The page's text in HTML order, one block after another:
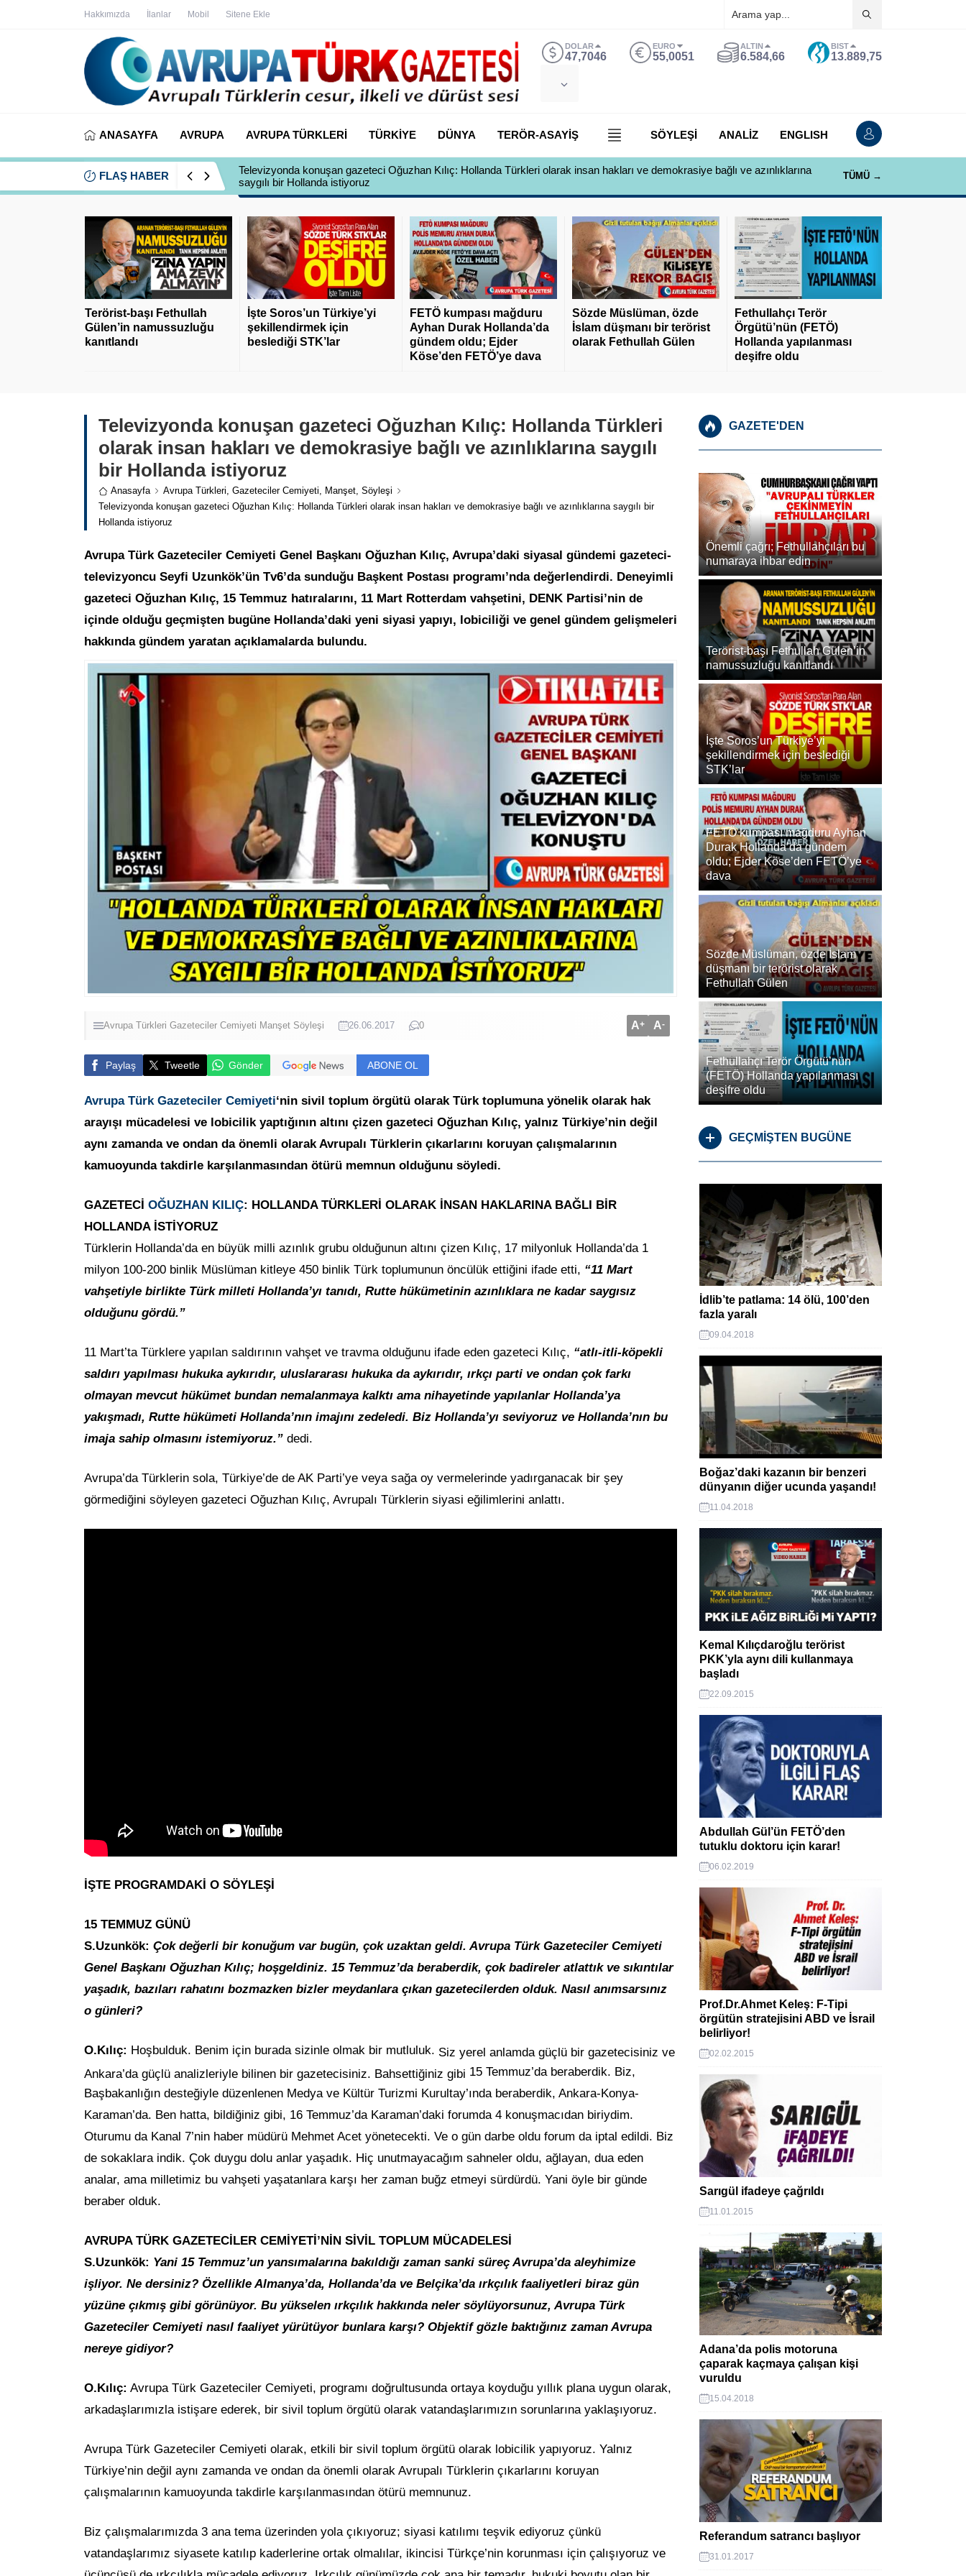
Hakkımızda İlanlar Mobil Sitene Ekle
DOLAR
47,7046
EURO
55,0051
ALTIN
6.584,66
BIST
13.889,75
ANASAYFA AVRUPA AVRUPA TÜRKLERİ TÜRKİYE DÜNYA TERÖR-ASAYİŞ SÖYLEŞİ ANALİZ ENGLISH
FLAŞ HABER
Televizyonda konuşan gazeteci Oğuzhan Kılıç: Hollanda Türkleri olarak insan hakları ve demokrasiye bağlı ve azınlıklarına
saygılı bir Hollanda istiyoruz
TÜMÜ →
Terörist-başı Fethullah
Gülen’in namussuzluğu
kanıtlandı
İşte Soros’un Türkiye’yi
şekillendirmek için
beslediği STK’lar
FETÖ kumpası mağduru
Ayhan Durak Hollanda’da
gündem oldu; Ejder
Köse’den FETÖ’ye dava
Sözde Müslüman, özde
İslam düşmanı bir terörist
olarak Fethullah Gülen
Fethullahçı Terör
Örgütü’nün (FETÖ)
Hollanda yapılanması
deşifre oldu
Televizyonda konuşan gazeteci Oğuzhan Kılıç: Hollanda Türkleri
olarak insan hakları ve demokrasiye bağlı ve azınlıklarına saygılı
bir Hollanda istiyoruz
Anasayfa Avrupa Türkleri, Gazeteciler Cemiyeti, Manşet, Söyleşi
Televizyonda konuşan gazeteci Oğuzhan Kılıç: Hollanda Türkleri olarak insan hakları ve demokrasiye bağlı ve azınlıklarına saygılı bir
Hollanda istiyoruz
Avrupa Türk Gazeteciler Cemiyeti Genel Başkanı Oğuzhan Kılıç, Avrupa’daki siyasal gündemi gazeteci-
televizyoncu Seyfi Uzunkök’ün Tv6’da sunduğu Başkent Postası programı’nda değerlendirdi. Deneyimli
gazeteci Oğuzhan Kılıç, 15 Temmuz hatıralarını, 11 Mart Rotterdam vahşetini, DENK Partisi’nin de
içinde olduğu geçmişten bugüne Hollanda’daki yeni siyasi yapıyı, lobiciliği ve genel gündem gelişmeleri
hakkında gündem yaratan açıklamalarda bulundu.
Avrupa Türkleri Gazeteciler Cemiyeti Manşet Söyleşi 26.06.2017 0 A+ A-
Paylaş Tweetle Gönder ABONE OL
Avrupa Türk Gazeteciler Cemiyeti‘nin sivil toplum örgütü olarak Türk toplumuna yönelik olarak hak
arayışı mücadelesi ve lobicilik yaptığının altını çizen gazeteci Oğuzhan Kılıç, yalnız Türkiye’nin değil
aynı zamanda ve ondan da önemli olarak Avrupalı Türklerin çıkarlarını koruyan çalışmalarının
kamuoyunda takdirle karşılanmasından ötürü memnun olduğunu söyledi.
GAZETECİ OĞUZHAN KILIÇ: HOLLANDA TÜRKLERİ OLARAK İNSAN HAKLARINA BAĞLI BİR
HOLLANDA İSTİYORUZ
Türklerin Hollanda’da en büyük milli azınlık grubu olduğunun altını çizen Kılıç, 17 milyonluk Hollanda’da 1
milyon 100-200 binlik Müslüman kitleye 450 binlik Türk toplumunun öncülük ettiğini ifade etti, “11 Mart
vahşetiyle birlikte Türk milleti Hollanda’yı tanıdı, Rutte hükümetinin azınlıklara ne kadar saygısız
olduğunu gördü.”
11 Mart’ta Türklere yapılan saldırının vahşet ve travma olduğunu ifade eden gazeteci Kılıç, “atlı-itli-köpekli
saldırı yapılması hukuka aykırıdır, uluslararası hukuka da aykırıdır, ırkçı parti ve ondan çok farkı
olmayan mevcut hükümet bundan nemalanmaya kalktı ama nihayetinde yapılanlar Hollanda’ya
yakışmadı, Rutte hükümeti Hollanda’nın imajını zedeledi. Biz Hollanda’yı seviyoruz ve Hollanda’nın bu
imaja sahip olmasını istemiyoruz.” dedi.
Avrupa’da Türklerin sola, Türkiye’de de AK Parti’ye veya sağa oy vermelerinde yadırganacak bir şey
görmediğini söyleyen gazeteci Oğuzhan Kılıç, Avrupalı Türklerin siyasi eğilimlerini anlattı.
İŞTE PROGRAMDAKİ O SÖYLEŞİ
15 TEMMUZ GÜNÜ
S.Uzunkök: Çok değerli bir konuğum var bugün, çok uzaktan geldi. Avrupa Türk Gazeteciler Cemiyeti
Genel Başkanı Oğuzhan Kılıç; hoşgeldiniz. 15 Temmuz’da beraberdik, çok badireler atlattık ve sıkıntılar
yaşadık, bazıları rahatını bozmazken bizler meydanlara çıkan gazetecilerden olduk. Nasıl anımsarsınız
o günleri?
O.Kılıç: Hoşbulduk. Benim için burada sizinle olmak bir mutluluk. Siz yerel anlamda güçlü bir gazetecisiniz ve
Ankara’da güçlü analizleriyle bilinen bir gazetecisiniz. Bahsettiğiniz gibi 15 Temmuz’da beraberdik. Biz,
Başbakanlığın desteğiyle düzenlenen Medya ve Kültür Turizmi Kurultay’ında beraberdik, Ankara-Konya-
Karaman’da. Ben hatta, bildiğiniz gibi, 16 Temmuz’da Karaman’daki forumda 4 konuşmacıdan biriydim.
Oturumu da Kanal 7’nin haber müdürü Mehmet Acet yönetecekti. Ve o gün darbe oldu forum da iptal edildi. Biz
de sokaklara indik. Çok duygu dolu anlar yaşadık. Hiç unutmayacağım sahneler oldu, ağlayan, dua eden
analar, ama milletimiz bu vahşeti yaşatanlara karşı her zaman buğz etmeyi sürdürdü. Yani öyle bir günde
beraber olduk.
AVRUPA TÜRK GAZETECİLER CEMİYETİ’NİN SİVİL TOPLUM MÜCADELESİ
S.Uzunkök: Yani 15 Temmuz’un yansımalarına bakıldığı zaman sanki süreç Avrupa’da aleyhimize
işliyor. Ne dersiniz? Özellikle Almanya’da, Hollanda’da ve Belçika’da ırkçılık faaliyetleri biraz gün
yüzüne çıkmış gibi görünüyor. Bu yükselen ırkçılık hakkında neler söylüyorsunuz, Avrupa Türk
Gazeteciler Cemiyeti nasıl faaliyet yürütüyor bunlara karşı? Objektif gözle baktığınız zaman Avrupa
nereye gidiyor?
O.Kılıç: Avrupa Türk Gazeteciler Cemiyeti, programı doğrultusunda ortaya koyduğu yıllık plana uygun olarak,
arkadaşlarımızla istişare ederek, bir sivil toplum örgütü olarak vatandaşlarımızın sorunlarına yaklaşıyoruz.
Avrupa Türk Gazeteciler Cemiyeti olarak, etkili bir sivil toplum örgütü olarak lobicilik yapıyoruz. Yalnız
Türkiye’nin değil aynı zamanda ve ondan da önemli olarak Avrupalı Türklerin çıkarlarını koruyan
çalışmalarının kamuoyunda takdirle karşılanmasından ötürü memnunuz.
Biz çalışmalarımızda 3 ana tema üzerinden yola çıkıyoruz; siyasi katılımı teşvik ediyoruz çünkü
vatandaşlarımız siyasete katılıp kaderlerine ortak olmalılar, ikincisi Türkçe’nin korunması için çalışıyoruz ve
GAZETE'DEN
Önemli çağrı; Fethullahçıları bu
numaraya ihbar edin
Terörist-başı Fethullah Gülen’in
namussuzluğu kanıtlandı
İşte Soros’un Türkiye’yi
şekillendirmek için beslediği
STK’lar
FETÖ kumpası mağduru Ayhan
Durak Hollanda’da gündem
oldu; Ejder Köse’den FETÖ’ye
dava
Sözde Müslüman, özde İslam
düşmanı bir terörist olarak
Fethullah Gülen
Fethullahçı Terör Örgütü’nün
(FETÖ) Hollanda yapılanması
deşifre oldu
GEÇMİŞTEN BUGÜNE
İdlib’te patlama: 14 ölü, 100’den
fazla yaralı
09.04.2018
Boğaz’daki kazanın bir benzeri
dünyanın diğer ucunda yaşandı!
11.04.2018
Kemal Kılıçdaroğlu terörist
PKK’yla aynı dili kullanmaya
başladı
22.09.2015
Abdullah Gül’ün FETÖ’den
tutuklu doktoru için karar!
06.02.2019
Prof.Dr.Ahmet Keleş: F-Tipi
örgütün stratejisini ABD ve İsrail
belirliyor!
02.02.2015
Sarıgül ifadeye çağrıldı
11.01.2015
Adana’da polis motoruna
çaparak kaçmaya çalışan kişi
vuruldu
15.04.2018
Referandum satrancı başlıyor
31.01.2017